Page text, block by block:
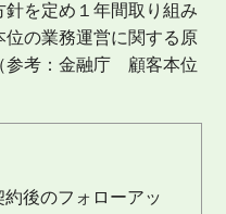
を定め１年間取り組み
位の業務運営に関する原
参考：金融庁 顧客本位
後のフォローアッ